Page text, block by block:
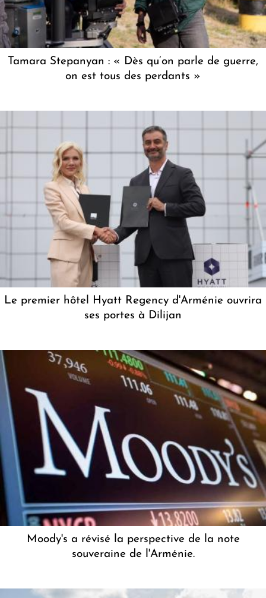
Tamara Stepanyan : « Dès qu’on parle de guerre,
on est tous des perdants »
Le premier hôtel Hyatt Regency d'Arménie ouvrira
ses portes à Dilijan
Moody's a révisé la perspective de la note
souveraine de l'Arménie.